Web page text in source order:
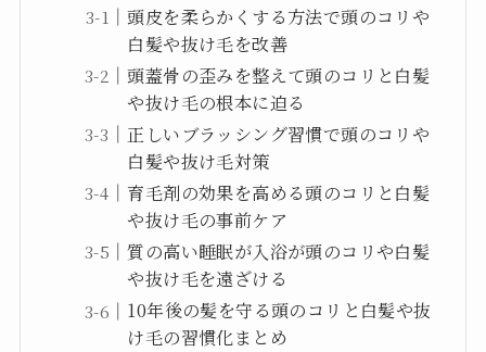
頭皮を柔らかくする方法で頭のコリや
白髪や抜け毛を改善
頭蓋骨の歪みを整えて頭のコリと白髪
や抜け毛の根本に迫る
正しいブラッシング習慣で頭のコリや
白髪や抜け毛対策
育毛剤の効果を高める頭のコリと白髪
や抜け毛の事前ケア
質の高い睡眠が入浴が頭のコリや白髪
や抜け毛を遠ざける
10年後の髪を守る頭のコリと白髪や抜
け毛の習慣化まとめ